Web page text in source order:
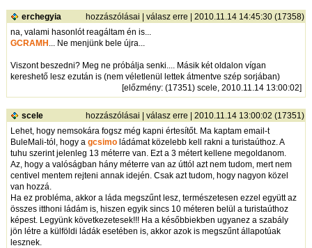
erchegyia hozzászólásai | válasz erre | 2010.11.14 14:45:30 (17358)
na, valami hasonlót reagáltam én is...
GCRAMH ... Ne menjünk bele újra...
Viszont beszedni? Meg ne próbálja senki.... Másik két oldalon vígan
kereshető lesz ezután is (nem véletlenül lettek átmentve szép sorjában)
[előzmény: (17351) scele, 2010.11.14 13:00:02]
scele hozzászólásai | válasz erre | 2010.11.14 13:00:02 (17351)
Lehet, hogy nemsokára fogsz még kapni értesítőt. Ma kaptam email-t
BuleMali-tól, hogy a gcsimoládámat közelebb kell rakni a turistaúthoz. A
tuhu szerint jelenleg 13 méterre van. Ezt a 3 métert kellene megoldanom.
Az, hogy a valóságban hány méterre van az úttól azt nem tudom, mert nem
centivel mentem rejteni annak idején. Csak azt tudom, hogy nagyon közel
van hozzá.
Ha ez probléma, akkor a láda megszűnt lesz, természetesen ezzel együtt az
összes itthoni ládám is, hiszen egyik sincs 10 méteren belül a turistaúthoz
képest. Legyünk következetesek!!! Ha a későbbiekben ugyanez a szabály
jön létre a külföldi ládák esetében is, akkor azok is megszűnt állapotúak
lesznek.